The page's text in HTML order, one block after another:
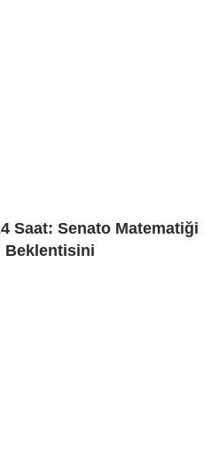
Saat: Senato Matematiği
Beklentisini